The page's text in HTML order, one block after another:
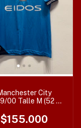
City
00 Talle M (52 x
$155.000